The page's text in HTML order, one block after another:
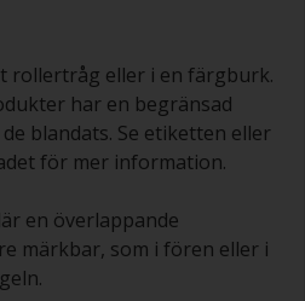
mellan slutet av
inte är längre än vad
eller på etiketten. Detta
grundfärger.
intervallet måste du
eller applicera ett till
vid detta andra försök.
skikten börjar rinna
rollertråg eller i en färgburk.
har en begränsad
blandats. Se etiketten eller
för mer information.
en överlappande
märkbar, som i fören eller i